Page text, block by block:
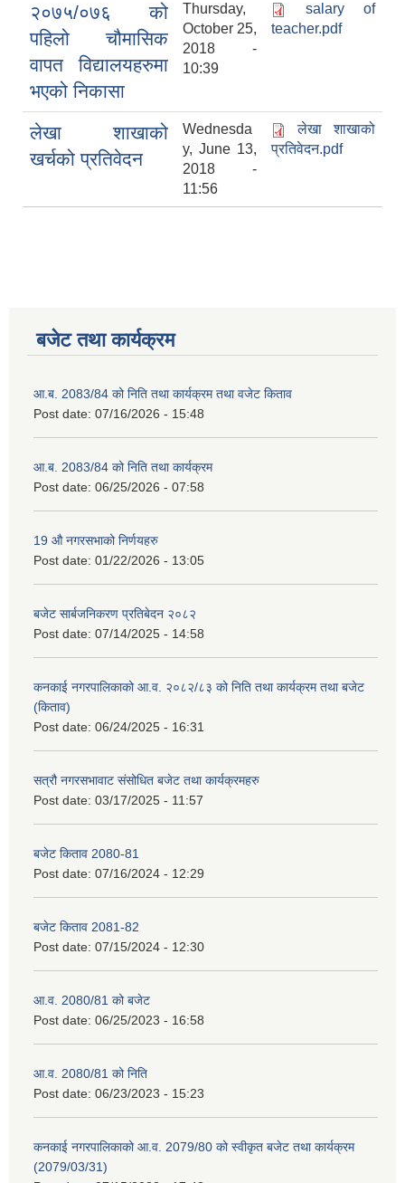
२०७५/०७६ को
पहिलो चौमासिक
वापत विद्यालयहरुमा
भएको निकासा
Thursday,
October 25,
2018 -
10:39
salary of
teacher.pdf
लेखा शाखाको
खर्चको प्रतिवेदन
Wednesda
y, June 13,
2018 -
11:56
लेखा शाखाको
प्रतिवेदन.pdf
बजेट तथा कार्यक्रम
आ.ब. 2083/84 को निति तथा कार्यक्रम तथा वजेट किताव
Post date: 07/16/2026 - 15:48
आ.ब. 2083/84 को निति तथा कार्यक्रम
Post date: 06/25/2026 - 07:58
19 औ नगरसभाको निर्णयहरु
Post date: 01/22/2026 - 13:05
बजेट सार्बजनिकरण प्रतिबेदन २०८२
Post date: 07/14/2025 - 14:58
कनकाई नगरपालिकाको आ.व. २०८२/८३ को निति तथा कार्यक्रम तथा बजेट
(किताव)
Post date: 06/24/2025 - 16:31
सत्रौ नगरसभावाट संसोधित बजेट तथा कार्यक्रमहरु
Post date: 03/17/2025 - 11:57
बजेट किताव 2080-81
Post date: 07/16/2024 - 12:29
बजेट किताव 2081-82
Post date: 07/15/2024 - 12:30
आ.व. 2080/81 को बजेट
Post date: 06/25/2023 - 16:58
आ.व. 2080/81 को निति
Post date: 06/23/2023 - 15:23
कनकाई नगरपालिकाको आ.व. 2079/80 को स्वीकृत बजेट तथा कार्यक्रम
(2079/03/31)